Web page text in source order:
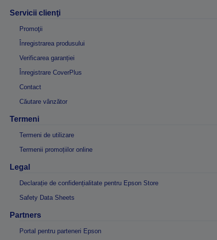
Servicii clienţi
Promoţii
Înregistrarea produsului
Verificarea garanției
Înregistrare CoverPlus
Contact
Căutare vânzător
Termeni
Termeni de utilizare
Termenii promoțiilor online
Legal
Declarație de confidențialitate pentru Epson Store
Safety Data Sheets
Partners
Portal pentru parteneri Epson